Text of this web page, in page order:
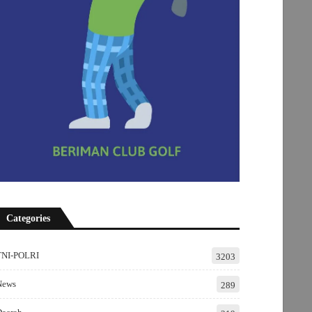
Categories
POLRI 3203
289